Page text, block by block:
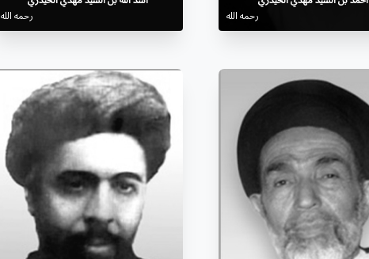
رحمه الله
رحمه الله